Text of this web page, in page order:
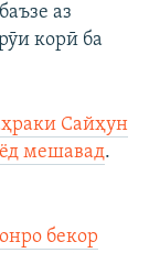
аз
корӣ ба
Сайҳун
мешавад.
бекор